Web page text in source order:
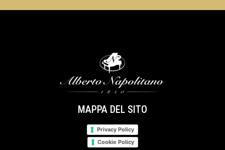
MAPPA DEL SITO
Privacy Policy
Cookie Policy